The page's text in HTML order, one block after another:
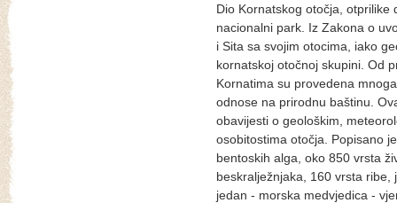
Dio Kornatskog otočja,
nacionalni park. Iz Zakona o
i Sita sa svojim otocima, iako
kornatskoj otočnoj skupini. Od
Kornatima su provedena
odnose na prirodnu baštinu.
obavijesti o geološkim,
osobitostima otočja. Popisano
bentoskih alga, oko 850 vrsta
beskralježnjaka, 160 vrsta
jedan - morska medvjedica -